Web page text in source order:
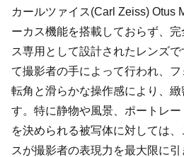
カールツァイス(Carl Zeiss) Otus
ーカス機能を搭載しておらず、
ス専用として設計されたレンズ
て撮影者の手によって行われ、
転角と滑らかな操作感により、
す。特に静物や風景、ポートレ
を決められる被写体に対しては
スが撮影者の表現力を最大限に